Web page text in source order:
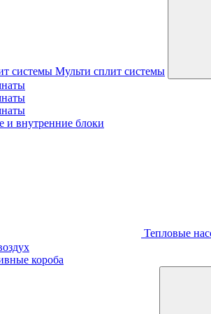
Мульти сплит системы
и внутренние блоки
Тепловые
короба